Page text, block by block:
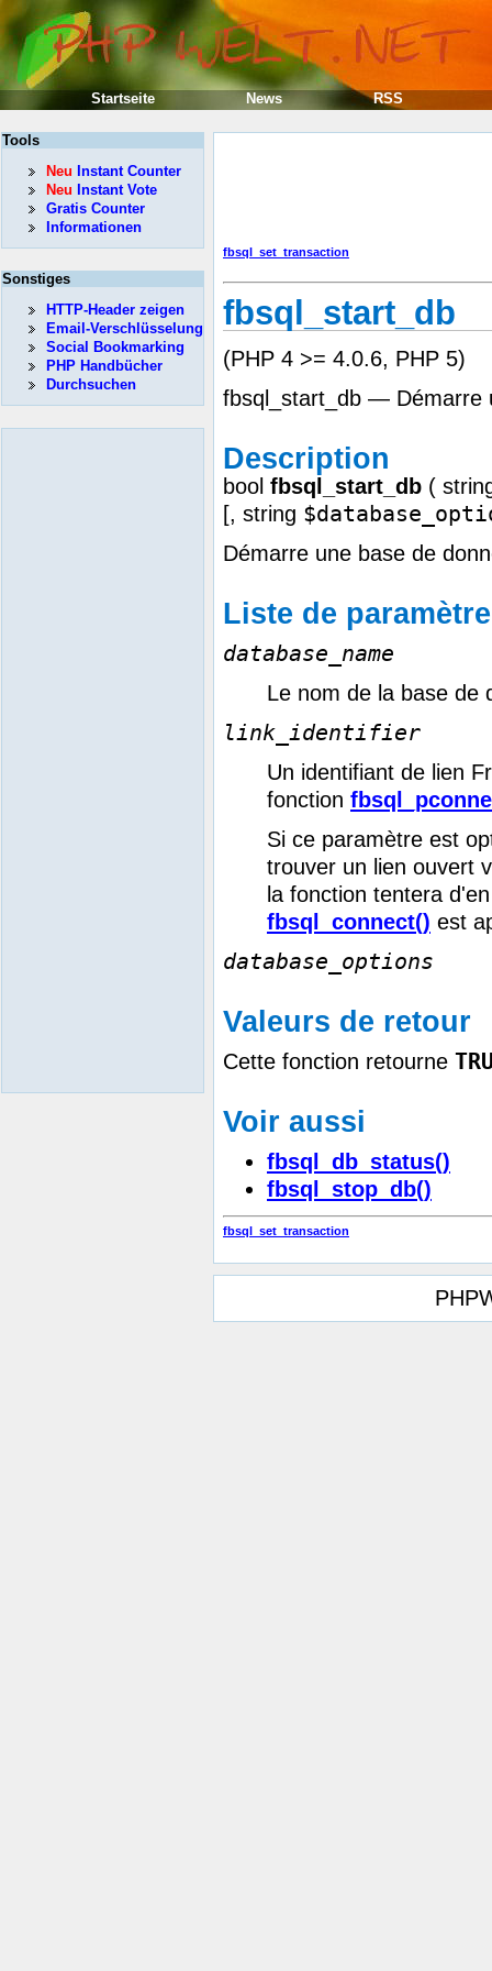
fbsql_set_transaction
fbsql_start_db
(PHP 4 >= 4.0.6, PHP 5)
fbsql_start_db — Démarre
Description
bool fbsql_start_db (
[, string
Démarre une base de
Liste de
database_name
Le nom de la base de
link_identifier
Un identifiant de lien
fonction
Si ce paramètre est
trouver un lien ouvert
la fonction tentera
fbsql_connect() est
database_options
Valeurs de retour
Cette fonction retourne
Voir aussi
fbsql_db_status()
fbsql_stop_db()
fbsql_set_transaction
Tools
Neu Instant Counter
Neu Instant Vote
Gratis Counter
Informationen
Sonstiges
HTTP-Header zeigen
Email-Verschlüsselung
Social Bookmarking
PHP Handbücher
Durchsuchen
Startseite News RSS